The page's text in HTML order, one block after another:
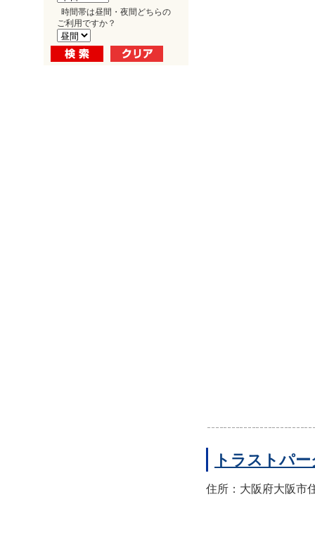
時間帯は昼間・夜間どちらの
ご利用ですか？
トラストパ
住所：大阪府大阪市